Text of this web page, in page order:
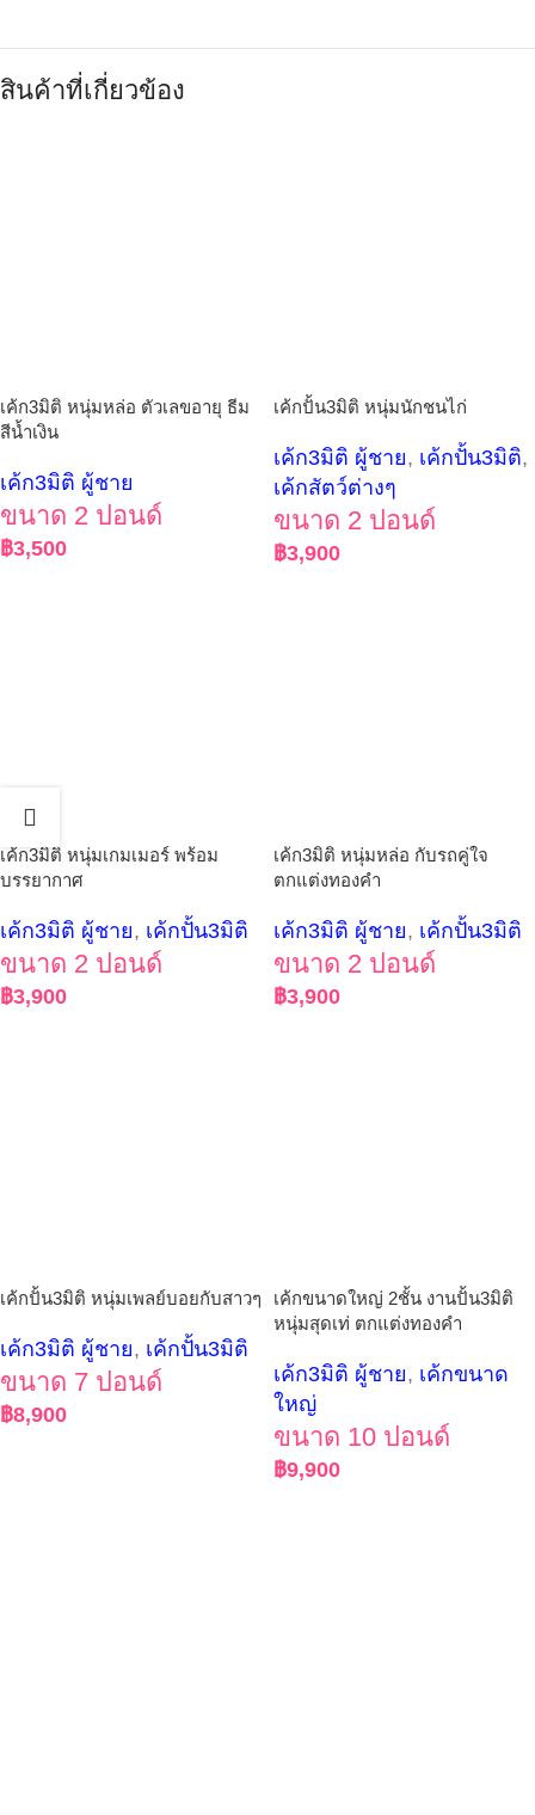
สินค้าที่เกี่ยวข้อง
เค้ก3มิติ หนุ่มหล่อ ตัวเลขอายุ ธีม
สีน้ำเงิน
เค้ก3มิติ ผู้ชาย
ขนาด 2 ปอนด์
฿3,500
เค้กปั้น3มิติ หนุ่มนักชนไก่
เค้ก3มิติ ผู้ชาย, เค้กปั้น3มิติ,
เค้กสัตว์ต่างๆ
ขนาด 2 ปอนด์
฿3,900
เค้ก3มิติ หนุ่มเกมเมอร์ พร้อม
บรรยากาศ
เค้ก3มิติ ผู้ชาย, เค้กปั้น3มิติ
ขนาด 2 ปอนด์
฿3,900
เค้ก3มิติ หนุ่มหล่อ กับรถคู่ใจ
ตกแต่งทองคำ
เค้ก3มิติ ผู้ชาย, เค้กปั้น3มิติ
ขนาด 2 ปอนด์
฿3,900
เค้กปั้น3มิติ หนุ่มเพลย์บอยกับสาวๆ
เค้ก3มิติ ผู้ชาย, เค้กปั้น3มิติ
ขนาด 7 ปอนด์
฿8,900
เค้กขนาดใหญ่ 2ชั้น งานปั้น3มิติ
หนุ่มสุดเท่ ตกแต่งทองคำ
เค้ก3มิติ ผู้ชาย, เค้กขนาด
ใหญ่
ขนาด 10 ปอนด์
฿9,900